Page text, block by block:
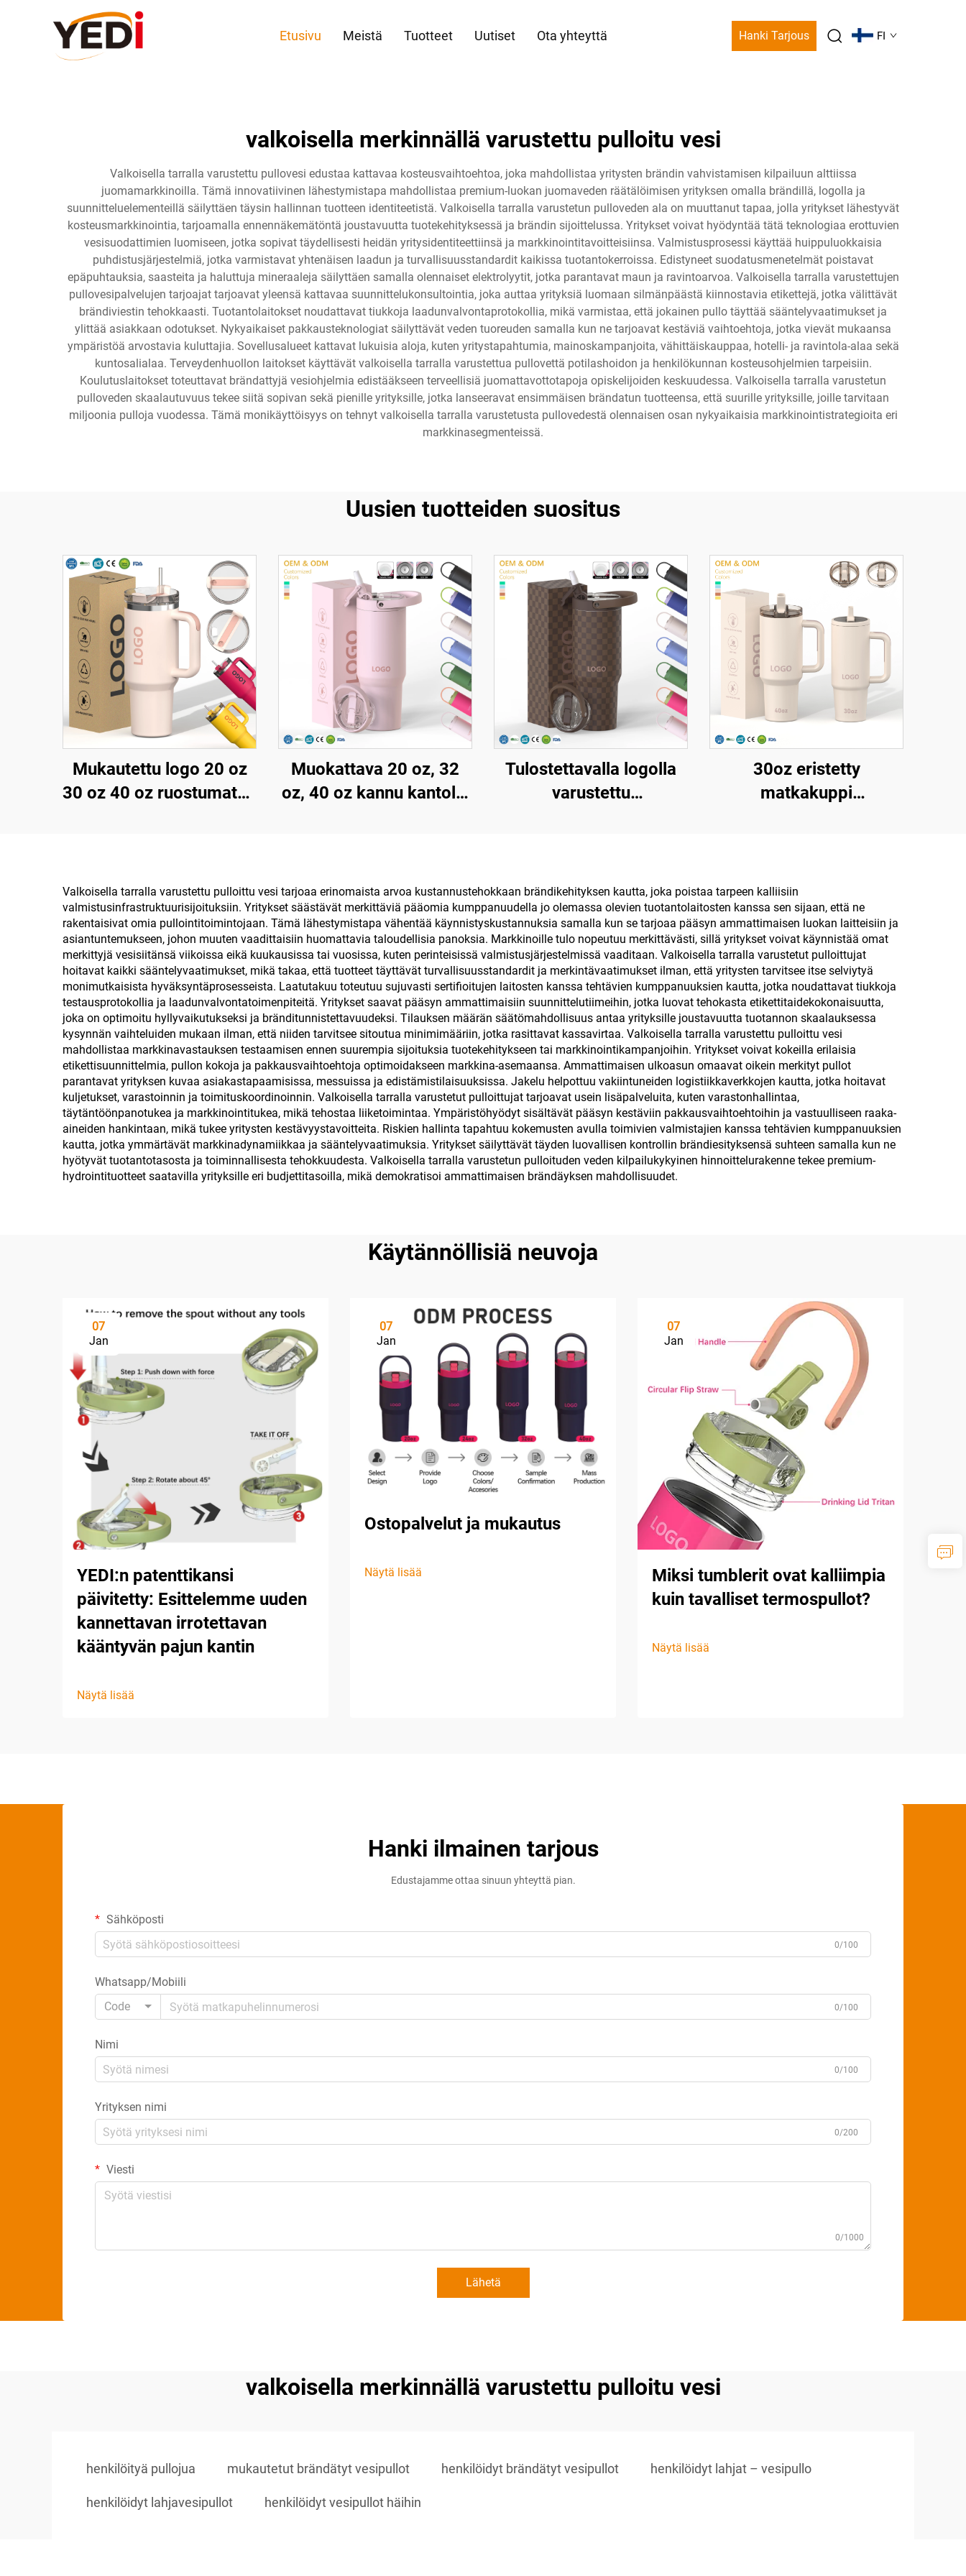
Etusivu Meistä Tuotteet Uutiset Ota yhteyttä Hanki Tarjous FI
valkoisella merkinnällä varustettu pulloitu vesi
Valkoisella tarralla varustettu pullovesi edustaa kattavaa kosteusvaihtoehtoa, joka mahdollistaa yritysten brändin vahvistamisen kilpailuun alttiissa
juomamarkkinoilla. Tämä innovatiivinen lähestymistapa mahdollistaa premium-luokan juomaveden räätälöimisen yrityksen omalla brändillä, logolla ja
suunnitteluelementeillä säilyttäen täysin hallinnan tuotteen identiteetistä. Valkoisella tarralla varustetun pulloveden ala on muuttanut tapaa, jolla yritykset lähestyvät
kosteusmarkkinointia, tarjoamalla ennennäkemätöntä joustavuutta tuotekehityksessä ja brändin sijoittelussa. Yritykset voivat hyödyntää tätä teknologiaa erottuvien
vesisuodattimien luomiseen, jotka sopivat täydellisesti heidän yritysidentiteettiinsä ja markkinointitavoitteisiinsa. Valmistusprosessi käyttää huippuluokkaisia
puhdistusjärjestelmiä, jotka varmistavat yhtenäisen laadun ja turvallisuusstandardit kaikissa tuotantokerroissa. Edistyneet suodatusmenetelmät poistavat
epäpuhtauksia, saasteita ja haluttuja mineraaleja säilyttäen samalla olennaiset elektrolyytit, jotka parantavat maun ja ravintoarvoa. Valkoisella tarralla varustettujen
pullovesipalvelujen tarjoajat tarjoavat yleensä kattavaa suunnittelukonsultointia, joka auttaa yrityksiä luomaan silmänpäästä kiinnostavia etikettejä, jotka välittävät
brändiviestin tehokkaasti. Tuotantolaitokset noudattavat tiukkoja laadunvalvontaprotokollia, mikä varmistaa, että jokainen pullo täyttää sääntelyvaatimukset ja
ylittää asiakkaan odotukset. Nykyaikaiset pakkausteknologiat säilyttävät veden tuoreuden samalla kun ne tarjoavat kestäviä vaihtoehtoja, jotka vievät mukaansa
ympäristöä arvostavia kuluttajia. Sovellusalueet kattavat lukuisia aloja, kuten yritystapahtumia, mainoskampanjoita, vähittäiskauppaa, hotelli- ja ravintola-alaa sekä
kuntosalialaa. Terveydenhuollon laitokset käyttävät valkoisella tarralla varustettua pullovettä potilashoidon ja henkilökunnan kosteusohjelmien tarpeisiin.
Koulutuslaitokset toteuttavat brändattyjä vesiohjelmia edistääkseen terveellisiä juomattavottotapoja opiskelijoiden keskuudessa. Valkoisella tarralla varustetun
pulloveden skaalautuvuus tekee siitä sopivan sekä pienille yrityksille, jotka lanseeravat ensimmäisen brändatun tuotteensa, että suurille yrityksille, joille tarvitaan
miljoonia pulloja vuodessa. Tämä monikäyttöisyys on tehnyt valkoisella tarralla varustetusta pullovedestä olennaisen osan nykyaikaisia markkinointistrategioita eri
markkinasegmenteissä.
Uusien tuotteiden suositus
Mukautettu logo 20 oz
30 oz 40 oz ruostumaton
20oz 30oz 40oz tölppä
kahvalla
Muokattava 20 oz, 32
oz, 40 oz kannu kantolla
kannu kääntyvällä
pajullisella kantokahvalla
Tulostettavalla logolla
varustettu
matkapullo,
ruostumatonta terästä,
20 unssia, 32 unssia, 40
unssia, matkatuoppi
kansi katissa lämpimille
ja kylmille juomille
30oz eristetty
matkakuppi
ruostumaton teräksinen
vesipullo tölppä kahvalla
ja pilleellä
Valkoisella tarralla varustettu pulloittu vesi tarjoaa erinomaista arvoa kustannustehokkaan brändikehityksen kautta, joka poistaa tarpeen kalliisiin
valmistusinfrastruktuurisijoituksiin. Yritykset säästävät merkittäviä pääomia kumppanuudella jo olemassa olevien tuotantolaitosten kanssa sen sijaan, että ne
rakentaisivat omia pullointitoimintojaan. Tämä lähestymistapa vähentää käynnistyskustannuksia samalla kun se tarjoaa pääsyn ammattimaisen luokan laitteisiin ja
asiantuntemukseen, johon muuten vaadittaisiin huomattavia taloudellisia panoksia. Markkinoille tulo nopeutuu merkittävästi, sillä yritykset voivat käynnistää omat
merkittyjä vesisiitänsä viikoissa eikä kuukausissa tai vuosissa, kuten perinteisissä valmistusjärjestelmissä vaaditaan. Valkoisella tarralla varustetut pulloittujat
hoitavat kaikki sääntelyvaatimukset, mikä takaa, että tuotteet täyttävät turvallisuusstandardit ja merkintävaatimukset ilman, että yritysten tarvitsee itse selviytyä
monimutkaisista hyväksyntäprosesseista. Laatutakuu toteutuu sujuvasti sertifioitujen laitosten kanssa tehtävien kumppanuuksien kautta, jotka noudattavat tiukkoja
testausprotokollia ja laadunvalvontatoimenpiteitä. Yritykset saavat pääsyn ammattimaisiin suunnittelutiimeihin, jotka luovat tehokasta etikettitaidekokonaisuutta,
joka on optimoitu hyllyvaikutukseksi ja bränditunnistettavuudeksi. Tilauksen määrän säätömahdollisuus antaa yrityksille joustavuutta tuotannon skaalauksessa
kysynnän vaihteluiden mukaan ilman, että niiden tarvitsee sitoutua minimimääriin, jotka rasittavat kassavirtaa. Valkoisella tarralla varustettu pulloittu vesi
mahdollistaa markkinavastauksen testaamisen ennen suurempia sijoituksia tuotekehitykseen tai markkinointikampanjoihin. Yritykset voivat kokeilla erilaisia
etikettisuunnittelmia, pullon kokoja ja pakkausvaihtoehtoja optimoidakseen markkina-asemaansa. Ammattimaisen ulkoasun omaavat oikein merkityt pullot
parantavat yrityksen kuvaa asiakastapaamisissa, messuissa ja edistämistilaisuuksissa. Jakelu helpottuu vakiintuneiden logistiikkaverkkojen kautta, jotka hoitavat
kuljetukset, varastoinnin ja toimituskoordinoinnin. Valkoisella tarralla varustetut pulloittujat tarjoavat usein lisäpalveluita, kuten varastonhallintaa,
täytäntöönpanotukea ja markkinointitukea, mikä tehostaa liiketoimintaa. Ympäristöhyödyt sisältävät pääsyn kestäviin pakkausvaihtoehtoihin ja vastuulliseen raaka-
aineiden hankintaan, mikä tukee yritysten kestävyystavoitteita. Riskien hallinta tapahtuu kokemusten avulla toimivien valmistajien kanssa tehtävien kumppanuuksien
kautta, jotka ymmärtävät markkinadynamiikkaa ja sääntelyvaatimuksia. Yritykset säilyttävät täyden luovallisen kontrollin brändiesityksensä suhteen samalla kun ne
hyötyvät tuotantotasosta ja toiminnallisesta tehokkuudesta. Valkoisella tarralla varustetun pulloituden veden kilpailukykyinen hinnoittelurakenne tekee premium-
hydrointituotteet saatavilla yrityksille eri budjettitasoilla, mikä demokratisoi ammattimaisen brändäyksen mahdollisuudet.
Käytännöllisiä neuvoja
07
Jan
YEDI:n patenttikansi
päivitetty: Esittelemme uuden
kannettavan irrotettavan
kääntyvän pajun kantin
Näytä lisää
07
Jan
Ostopalvelut ja mukautus
Näytä lisää
07
Jan
Miksi tumblerit ovat kalliimpia
kuin tavalliset termospullot?
Näytä lisää
Hanki ilmainen tarjous
Edustajamme ottaa sinuun yhteyttä pian.
Sähköposti
0/100
Whatsapp/Mobiili
Code
0/100
Nimi
0/100
Yrityksen nimi
0/200
Viesti
0/1000
Lähetä
valkoisella merkinnällä varustettu pulloitu vesi
henkilöityä pullojua mukautetut brändätyt vesipullot henkilöidyt brändätyt vesipullot henkilöidyt lahjat – vesipullo
henkilöidyt lahjavesipullot henkilöidyt vesipullot häihin